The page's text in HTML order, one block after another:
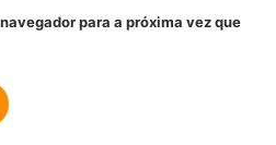
para a próxima vez que